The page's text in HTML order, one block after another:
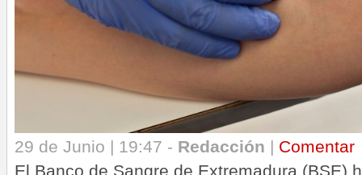
29 de Junio | 19:47 - Redacción | Comentar
El Banco de Sangre de Extremadura (BSE)